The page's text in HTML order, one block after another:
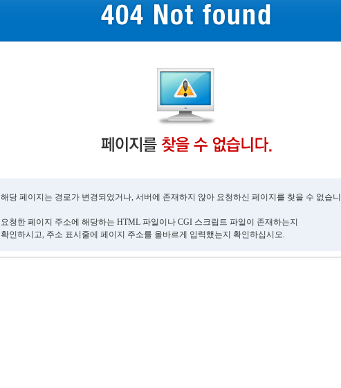
해당 페이지는 경로가 변경되었거나, 서버에 존재하지 않아 요청하신 페이지를 찾을 수 없습
요청한 페이지 주소에 해당하는 HTML 파일이나 CGI 스크립트 파일이 존재하는지
확인하시고, 주소 표시줄에 페이지 주소를 올바르게 입력했는지 확인하십시오.